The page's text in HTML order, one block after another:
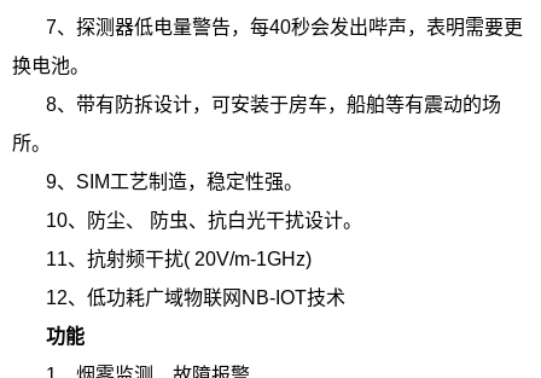
7、探测器低电量警告，每40秒会发出哔声，表明需要更
换电池。
8、带有防拆设计，可安装于房车，船舶等有震动的场
所。
9、SIM工艺制造，稳定性强。
10、防尘、 防虫、抗白光干扰设计。
11、抗射频干扰( 20V/m-1GHz)
12、低功耗广域物联网NB-IOT技术
功能